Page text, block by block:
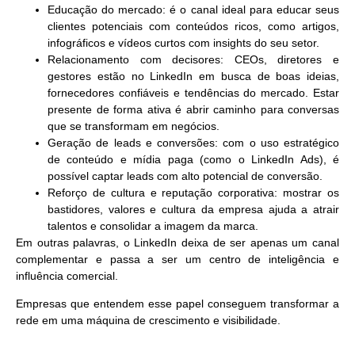
Educação do mercado: é o canal ideal para educar seus
clientes potenciais com conteúdos ricos, como artigos,
infográficos e vídeos curtos com insights do seu setor.
Relacionamento com decisores: CEOs, diretores e
gestores estão no LinkedIn em busca de boas ideias,
fornecedores confiáveis e tendências do mercado. Estar
presente de forma ativa é abrir caminho para conversas
que se transformam em negócios.
Geração de leads e conversões: com o uso estratégico
de conteúdo e mídia paga (como o LinkedIn Ads), é
possível captar leads com alto potencial de conversão.
Reforço de cultura e reputação corporativa: mostrar os
bastidores, valores e cultura da empresa ajuda a atrair
talentos e consolidar a imagem da marca.
Em outras palavras, o LinkedIn deixa de ser apenas um canal
complementar e passa a ser um centro de inteligência e
influência comercial
Empresas que entendem esse papel conseguem transformar a
rede em uma máquina de crescimento e visibilidade.